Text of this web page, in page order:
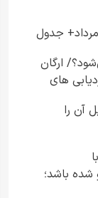
ارگان
های
آن را
شده باشد؛